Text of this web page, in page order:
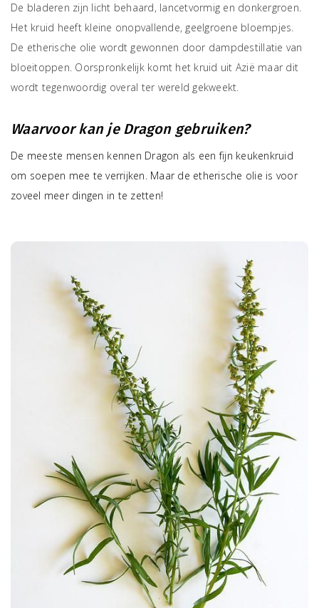
De bladeren zijn licht behaard, lancetvormig en donkergroen.
Het kruid heeft kleine onopvallende, geelgroene bloempjes.
De etherische olie wordt gewonnen door dampdestillatie van
bloeitoppen. Oorspronkelijk komt het kruid uit Azië maar dit
wordt tegenwoordig overal ter wereld gekweekt.
Waarvoor kan je Dragon gebruiken?
De meeste mensen kennen Dragon als een fijn keukenkruid
om soepen mee te verrijken. Maar de etherische olie is voor
zoveel meer dingen in te zetten!